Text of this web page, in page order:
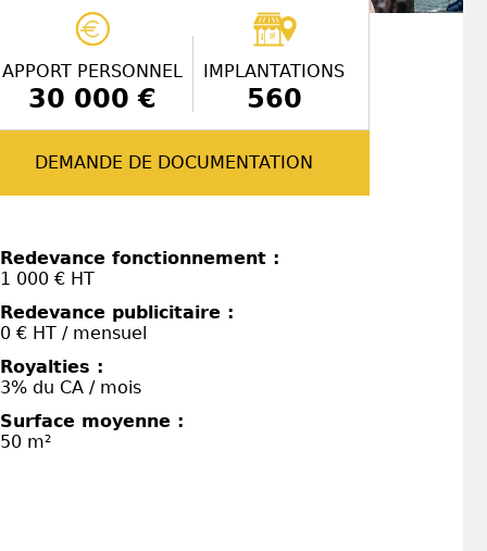
APPORT PERSONNEL
30 000 €
IMPLANTATIONS
560
DEMANDE DE DOCUMENTATION
Redevance fonctionnement :
1 000 € HT
Redevance publicitaire :
0 € HT / mensuel
Royalties :
3% du CA / mois
Surface moyenne :
50 m²